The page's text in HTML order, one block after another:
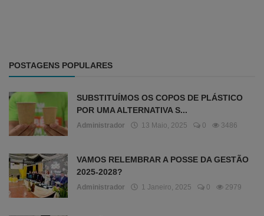
POSTAGENS POPULARES
SUBSTITUÍMOS OS COPOS DE PLÁSTICO
POR UMA ALTERNATIVA S...
Administrador 13 Maio, 2025 0 3486
VAMOS RELEMBRAR A POSSE DA GESTÃO
2025-2028?
Administrador 1 Janeiro, 2025 0 2979